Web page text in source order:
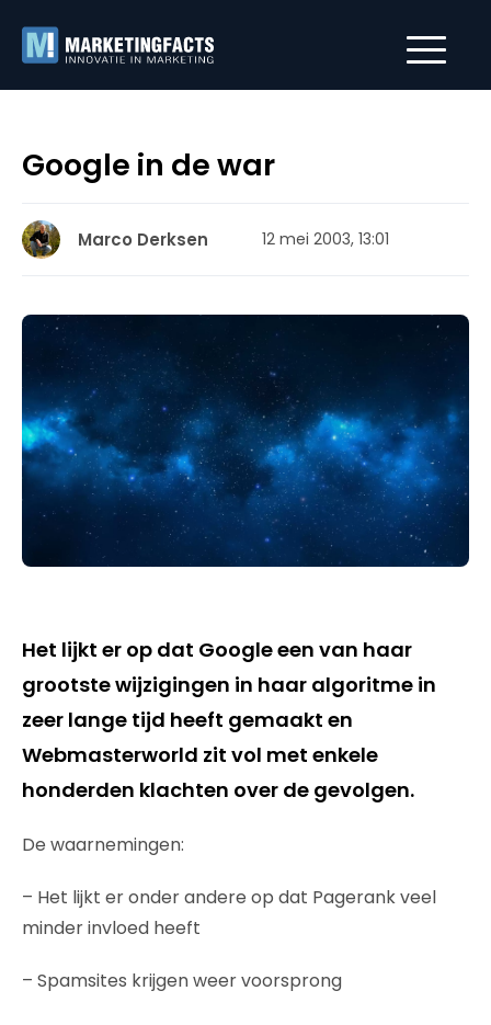
Google in de war
Marco Derksen 12 mei 2003, 13:01
Het lijkt er op dat Google een van haar
grootste wijzigingen in haar algoritme in
zeer lange tijd heeft gemaakt en
Webmasterworld zit vol met enkele
honderden klachten over de gevolgen.
De waarnemingen:
– Het lijkt er onder andere op dat Pagerank veel
minder invloed heeft
– Spamsites krijgen weer voorsprong